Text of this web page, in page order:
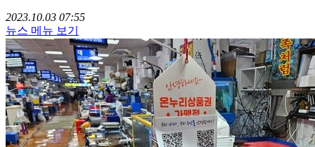
2023.10.03 07:55
뉴스 메뉴 보기